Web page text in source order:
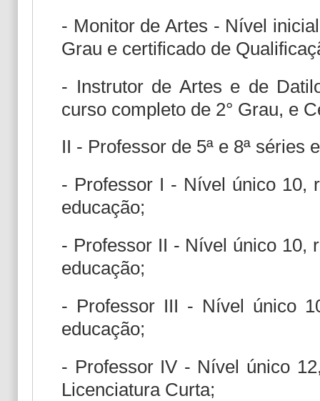
- Monitor de Artes - Nível
Grau e certificado de
- Instrutor de Artes e de
curso completo de 2° Grau, e
II - Professor de 5ª e 8ª séries
- Professor I - Nível único 10,
educação;
- Professor II - Nível único 10,
educação;
- Professor III - Nível único
educação;
- Professor IV - Nível único
Licenciatura Curta;